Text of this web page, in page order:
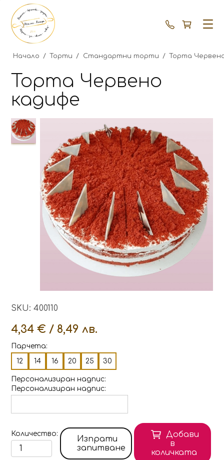
+359 87
Начало / Торти / Стандартни торти / Торта
Торта Червено
кадифе
SKU: 400110
4,34 € / 8,49 лв.
Парчета:
12
14 16 20 25 30
Персонализиран надпис
Персонализиран надпис
Количество
Изпрати
запитване
Добави
в
количката